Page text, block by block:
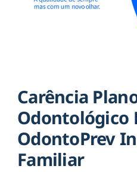
Carência
Odontológico
OdontoPrev
Familiar